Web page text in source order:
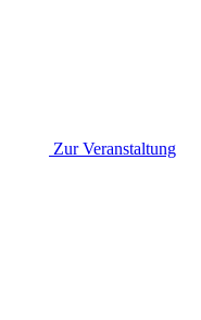
Zur Veranstaltung